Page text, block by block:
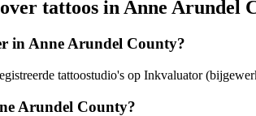
tattoos in Anne Arundel
in Anne Arundel County?
tattoostudio's op Inkvaluator
Arundel County?